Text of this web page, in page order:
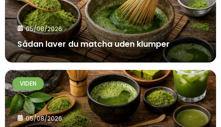
05/08/2026
Sådan laver du matcha uden klumper
VIDEN
05/08/2026